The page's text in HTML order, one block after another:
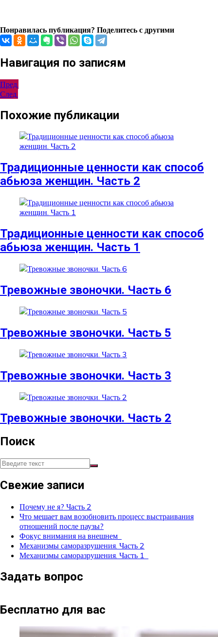
Понравилась публикация? Поделитесь с другими
Навигация по записям
Пред.
След.
Похожие публикации
Традиционные ценности как способ
абьюза женщин. Часть 2
Традиционные ценности как способ
абьюза женщин. Часть 1
Тревожные звоночки. Часть 6
Тревожные звоночки. Часть 5
Тревожные звоночки. Часть 3
Тревожные звоночки. Часть 2
Поиск
Свежие записи
​​Почему не я? Часть 2
Что мешает вам возобновить процесс выстраивания
отношений после паузы?
Фокус внимания на внешнем
Механизмы саморазрушения. Часть 2
Механизмы саморазрушения. Часть 1
Задать вопрос
Бесплатно для вас